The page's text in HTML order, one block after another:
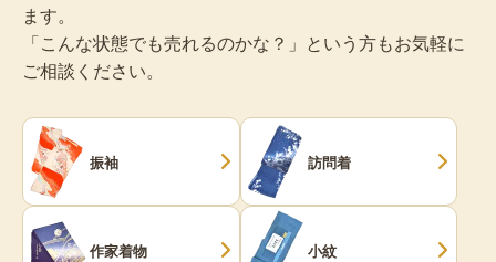
ます。
「こんな状態でも売れるのかな？」という方もお気軽に
ご相談ください。
振袖 訪問着
作家着物 小紋